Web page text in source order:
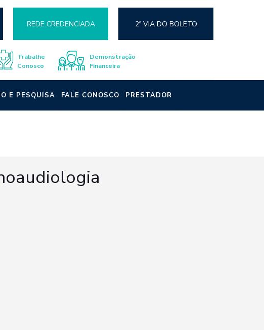
REDE CREDENCIADA 2º VIA DO BOLETO
Trabalhe
Conosco
Demonstração
Financeira
E PESQUISA FALE CONOSCO PRESTADOR